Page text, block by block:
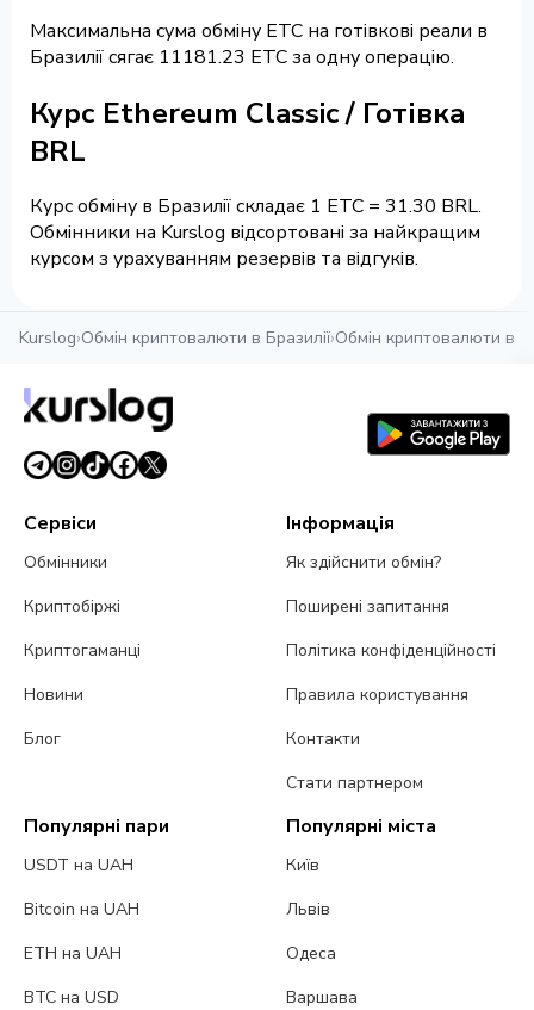
Максимальна сума обміну ETC на готівкові реали в
Бразилії сягає 11181.23 ETC за одну операцію.
Курс Ethereum Classic / Готівка
BRL
Курс обміну в Бразилії складає 1 ETC = 31.30 BRL.
Обмінники на Kurslog відсортовані за найкращим
курсом з урахуванням резервів та відгуків.
Kurslog›Обмін криптовалюти в Бразилії›Обмін криптовалюти в
Сервіси
Обмінники
Криптобіржі
Криптогаманці
Новини
Блог
Інформація
Як здійснити обмін?
Поширені запитання
Політика конфіденційності
Правила користування
Контакти
Стати партнером
Популярні пари
USDT на UAH
Bitcoin на UAH
ETH на UAH
BTC на USD
Популярні міста
Київ
Львів
Одеса
Варшава